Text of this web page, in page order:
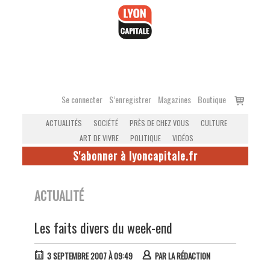
Se connecter S’enregistrer Magazines Boutique
Voir
ACTUALITÉS SOCIÉTÉ PRÈS DE CHEZ VOUS
CULTURE
ART DE VIVRE
POLITIQUE VIDÉOS
S'abonner à lyoncapitale.fr
ACTUALITÉ
Les faits divers du week-end
3 SEPTEMBRE 2007 À 09:49 PARLA RÉDACTION